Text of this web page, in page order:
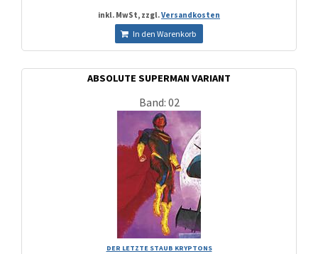
inkl. MwSt, zzgl.Versandkosten
In den Warenkorb
ABSOLUTE SUPERMAN VARIANT
Band: 02
DER LETZTE STAUB KRYPTONS